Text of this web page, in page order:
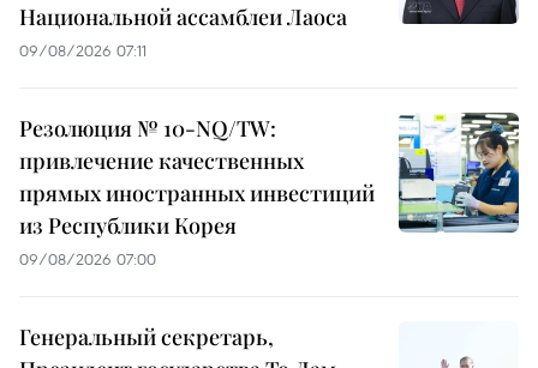
Национальной ассамблеи Лаоса
09/08/2026 07:11
Резолюция № 10-NQ/TW:
привлечение качественных
прямых иностранных инвестиций
из Республики Корея
09/08/2026 07:00
Генеральный секретарь,